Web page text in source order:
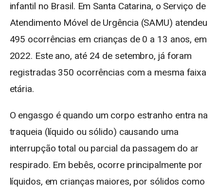
infantil no Brasil. Em Santa Catarina, o Serviço de
Atendimento Móvel de Urgência (SAMU) atendeu
495 ocorrências em crianças de 0 a 13 anos, em
2022. Este ano, até 24 de setembro, já foram
registradas 350 ocorrências com a mesma faixa
etária.
O engasgo é quando um corpo estranho entra na
traqueia (líquido ou sólido) causando uma
interrupção total ou parcial da passagem do ar
respirado. Em bebês, ocorre principalmente por
líquidos, em crianças maiores, por sólidos como